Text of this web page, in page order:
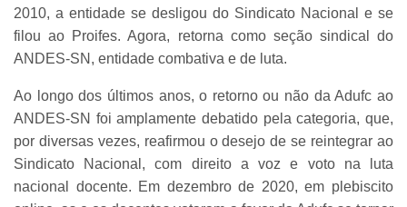
2010, a entidade se desligou do Sindicato Nacional e se
filou ao Proifes. Agora, retorna como seção sindical do
ANDES-SN, entidade combativa e de luta.
Ao longo dos últimos anos, o retorno ou não da Adufc ao
ANDES-SN foi amplamente debatido pela categoria, que,
por diversas vezes, reafirmou o desejo de se reintegrar ao
Sindicato Nacional, com direito a voz e voto na luta
nacional docente. Em dezembro de 2020, em plebiscito